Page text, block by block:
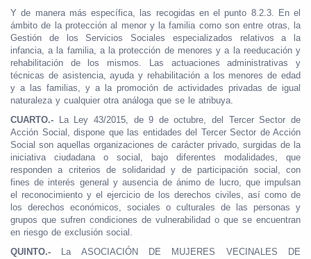
Y de manera más específica, las recogidas en el punto 8.2.3. En el
ámbito de la protección al menor y la familia como son entre otras, la
Gestión de los Servicios Sociales especializados relativos a la
infancia, a la familia, a la protección de menores y a la reeducación y
rehabilitación de los mismos. Las actuaciones administrativas y
técnicas de asistencia, ayuda y rehabilitación a los menores de edad
y a las familias, y a la promoción de actividades privadas de igual
naturaleza y cualquier otra análoga que se le atribuya.
CUARTO.-
La Ley 43/2015, de 9 de octubre, del Tercer Sector de
Acción Social, dispone que las entidades del Tercer Sector de Acción
Social son aquellas organizaciones de carácter privado, surgidas de la
iniciativa ciudadana o social, bajo diferentes modalidades, que
responden a criterios de solidaridad y de participación social, con
fines de interés general y ausencia de ánimo de lucro, que impulsan
el reconocimiento y el ejercicio de los derechos civiles, así como de
los derechos económicos, sociales o culturales de las personas y
grupos que sufren condiciones de vulnerabilidad o que se encuentran
en riesgo de exclusión social.
QUINTO.-
La ASOCIACIÓN DE MUJERES VECINALES DE